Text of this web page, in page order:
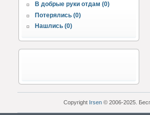
В добрые руки отдам (0)
Потерялись (0)
Нашлись (0)
Copyright Irsen © 2006-2025.